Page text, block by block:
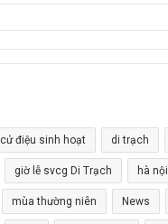
cử điệu sinh hoạt di trạch
giờ lễ svcg Di Trạch hà nội
mùa thường niên News